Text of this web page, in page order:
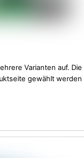
Varianten auf. Die
gewählt werden